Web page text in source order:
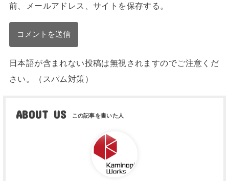
前、メールアドレス、サイトを保存する。
日本語が含まれない投稿は無視されますのでご注意くだ
さい。（スパム対策）
ABOUT US